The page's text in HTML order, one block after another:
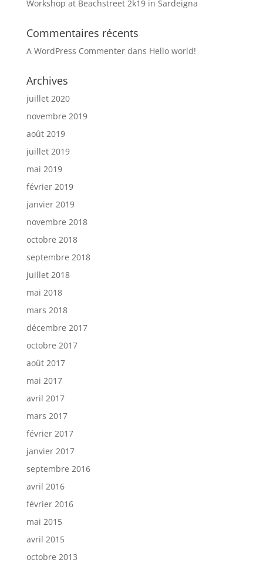
Workshop at Beachstreet 2k19 in Sardeigna
Commentaires récents
A WordPress Commenterdans Hello world!
Archives
juillet 2020
novembre 2019
août 2019
juillet 2019
mai 2019
février 2019
janvier 2019
novembre 2018
octobre 2018
septembre 2018
juillet 2018
mai 2018
mars 2018
décembre 2017
octobre 2017
août 2017
mai 2017
avril 2017
mars 2017
février 2017
janvier 2017
septembre 2016
avril 2016
février 2016
mai 2015
avril 2015
octobre 2013